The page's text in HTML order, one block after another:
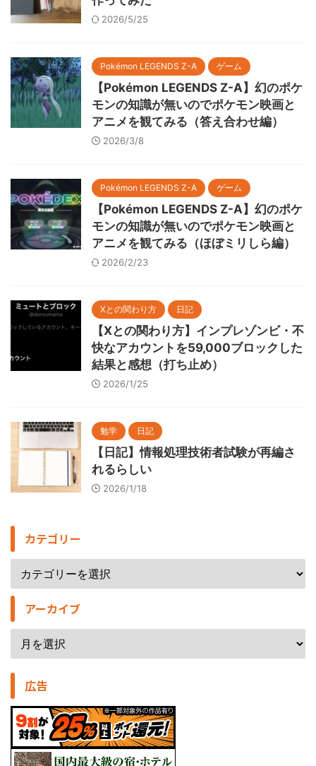
2026/5/25
Pokémon LEGENDS Z-A ゲーム
【Pokémon LEGENDS Z-A】幻のポケ
モンの知識が無いのでポケモン映画と
アニメを観てみる（答え合わせ編）
2026/3/8
Pokémon LEGENDS Z-A ゲーム
【Pokémon LEGENDS Z-A】幻のポケ
モンの知識が無いのでポケモン映画と
アニメを観てみる（ほぼミリしら編）
2026/2/23
Xとの関わり方 日記
【Xとの関わり方】インプレゾンビ・不
快なアカウントを59,000ブロックした
結果と感想（打ち止め）
2026/1/25
勉学 日記
【日記】情報処理技術者試験が再編さ
れるらしい
2026/1/18
カテゴリー
アーカイブ
広告